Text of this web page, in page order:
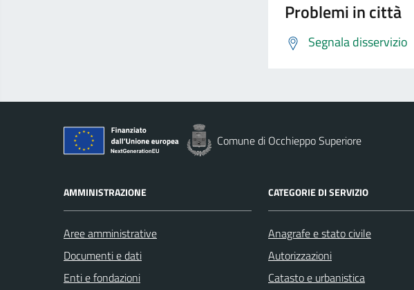
Problemi in città
Segnala disservizio
Comune di Occhieppo Superiore
AMMINISTRAZIONE
Aree amministrative
Documenti e dati
Enti e fondazioni
CATEGORIE DI SERVIZIO
Anagrafe e stato civile
Autorizzazioni
Catasto e urbanistica